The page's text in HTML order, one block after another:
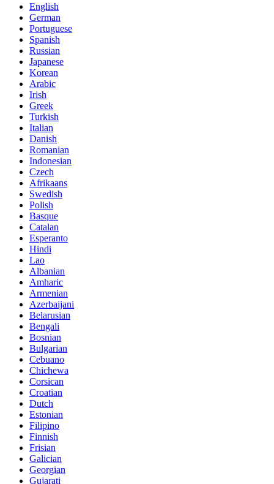
English
German
Portuguese
Spanish
Russian
Japanese
Korean
Arabic
Irish
Greek
Turkish
Italian
Danish
Romanian
Indonesian
Czech
Afrikaans
Swedish
Polish
Basque
Catalan
Esperanto
Hindi
Lao
Albanian
Amharic
Armenian
Azerbaijani
Belarusian
Bengali
Bosnian
Bulgarian
Cebuano
Chichewa
Corsican
Croatian
Dutch
Estonian
Filipino
Finnish
Frisian
Galician
Georgian
Gujarati